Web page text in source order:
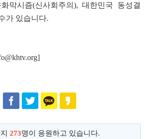
막시즘(신사회주의), 대한민국 동성결
가 있습니다.
273명이 응원하고 있습니다.